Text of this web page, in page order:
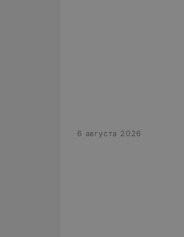
6 августа 2026